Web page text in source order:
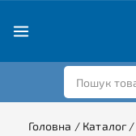
Головна / Каталог /